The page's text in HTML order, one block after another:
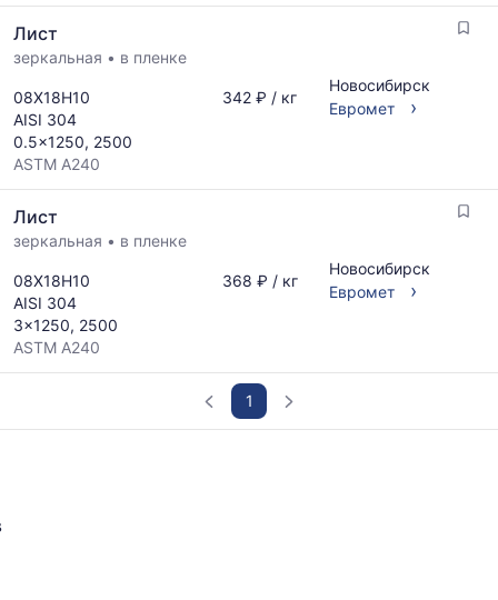
последний
месяц.
рассчитывается
по
актуальным
предложениям
и
обновляется
по
обновления
прайс-
листов.
и
поставщиков
по
Лист
зеркальная • в пленке
08Х18Н10
AISI 304
0.5x1250, 2500
ASTM A240
342 ₽ / кг
Новосибирск
Евромет
›
Лист
зеркальная • в пленке
08Х18Н10
AISI 304
3x1250, 2500
ASTM A240
368 ₽ / кг
Новосибирск
Евромет
›
1